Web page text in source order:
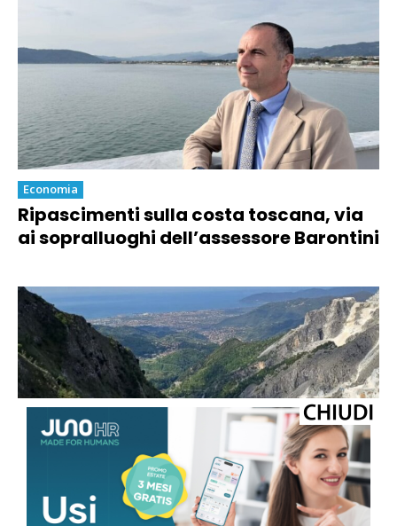
Economia
Ripascimenti sulla costa toscana, via
ai sopralluoghi dell’assessore Barontini
Marmo, la sindaca Arrighi sulle